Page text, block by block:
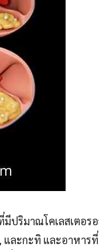
มีปริมาณโคเลสเตอร
และกะทิ และอาหารที่